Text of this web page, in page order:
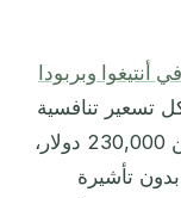
وبربودا
تسعير تنافسية
للطلبات التي تشمل معالين متعددين. من 230,000 دولار،
إلى نحو 144 وجهة بدون تأشيرة